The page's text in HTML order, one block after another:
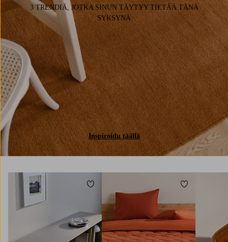
3 TRENDIÄ, JOTKA SINUN TÄYTYY TIETÄÄ TÄNÄ
SYKSYNÄ
Inspiroidu täällä
Lisää suosikkeihin Lisää
180X260260X260